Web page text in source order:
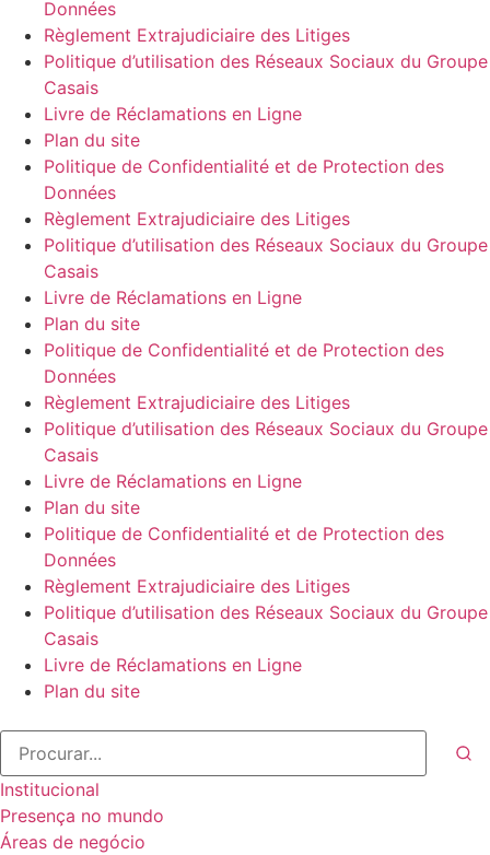
Données
Règlement Extrajudiciaire des Litiges
Politique d’utilisation des Réseaux Sociaux du Groupe
Casais
Livre de Réclamations en Ligne
Plan du site
Politique de Confidentialité et de Protection des
Données
Règlement Extrajudiciaire des Litiges
Politique d’utilisation des Réseaux Sociaux du Groupe
Casais
Livre de Réclamations en Ligne
Plan du site
Politique de Confidentialité et de Protection des
Données
Règlement Extrajudiciaire des Litiges
Politique d’utilisation des Réseaux Sociaux du Groupe
Casais
Livre de Réclamations en Ligne
Plan du site
Politique de Confidentialité et de Protection des
Données
Règlement Extrajudiciaire des Litiges
Politique d’utilisation des Réseaux Sociaux du Groupe
Casais
Livre de Réclamations en Ligne
Plan du site
Institucional
Presença no mundo
Áreas de negócio